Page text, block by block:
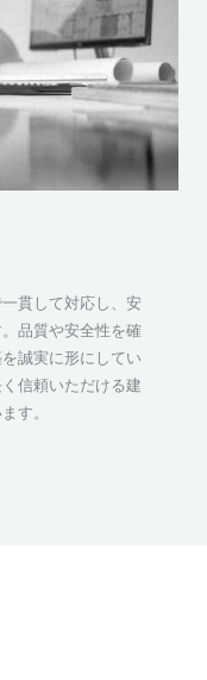
貫して対応し、安
品質や安全性を確
誠実に形にしてい
信頼いただける建
す。